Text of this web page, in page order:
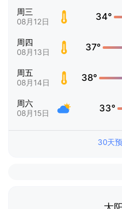
周三
08月12日 34°
周四
08月13日 37°
周五
08月14日 38°
周六
08月15日 33°
30天